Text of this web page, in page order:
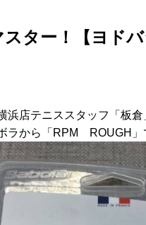
ター！【ヨドバ
浜店テニススタッフ「板倉
ラから「RPM ROUGH」